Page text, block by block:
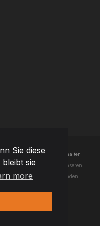
Sie diese
sie
more
Republic- Alle Rechte vorbehalten
erklären Sie sich mit unseren
einverstanden.